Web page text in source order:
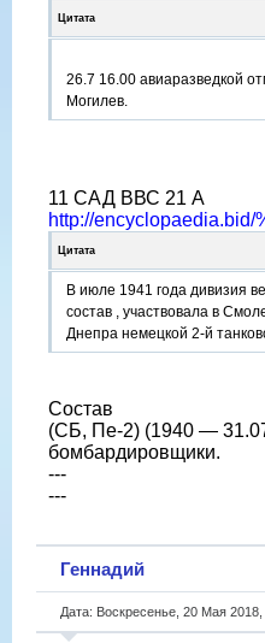
Цитата
26.7 16.00 авиаразведкой
Могилев.
11 САД ВВС 21 А
http://encyclopaedia.bid/
Цитата
В июле 1941 года дивизия
состав , участвовала в
Днепра немецкой 2-й
Состав
(СБ, Пе-2) (1940 —
бомбардировщики.
---
---
Геннадий
Дата: Воскресенье, 20 Мая